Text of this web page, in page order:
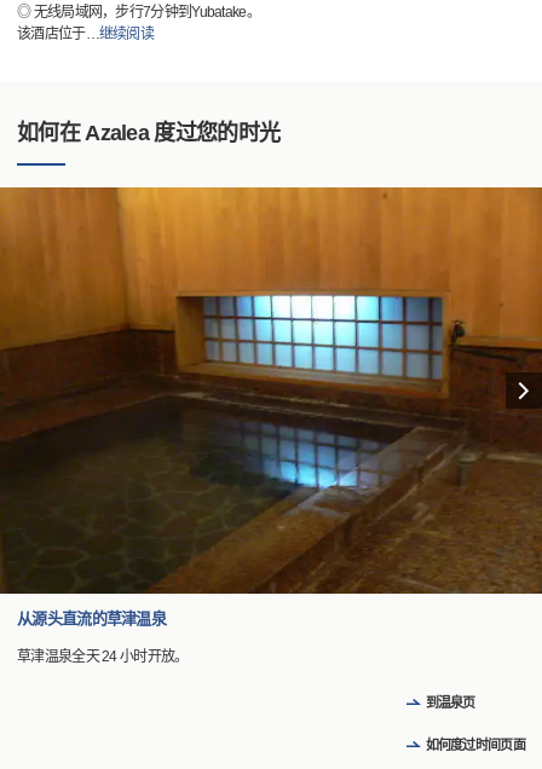
◎ 无线局域网，步行7分钟到Yubatake。
该酒店位于…继续阅读
如何在 Azalea 度过您的时光
从源头直流的草津温泉
草津温泉全天 24 小时开放。
到温泉页
如何度过时间页面